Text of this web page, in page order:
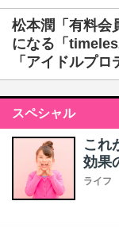
松本潤「有料会
になる「
「アイドルプ
スペシャル
これ
効果
ライフ